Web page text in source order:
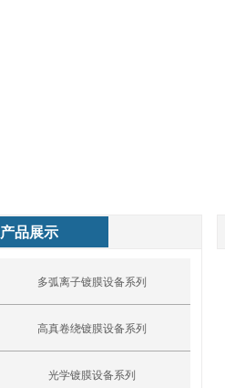
产品展示
多弧离子镀膜设备系列
高真卷绕镀膜设备系列
光学镀膜设备系列